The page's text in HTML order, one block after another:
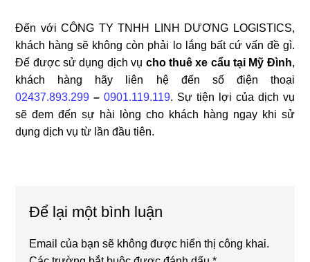
Đến với CÔNG TY TNHH LINH DƯƠNG LOGISTICS,
khách hàng sẽ không còn phải lo lắng bất cứ vấn đề gì.
Để được sử dụng dịch vụ cho thuê xe cẩu tại Mỹ Đình,
khách hàng hãy liên hệ đến số điện thoại
02437.893.299 –0901.119.119. Sự tiện lợi của dịch vụ
sẽ đem đến sự hài lòng cho khách hàng ngay khi sử
dụng dịch vụ từ lần đầu tiên.
Interactions
Để lại một bình luận
Email của bạn sẽ không được hiển thị công khai.